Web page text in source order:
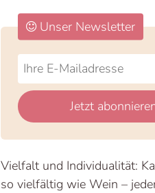
Do
not
fill
this
field
Unser Newsletter
*Ihre
E-
Mailadresse:Jetzt
Vielfalt und Individualität:
so vielfältig wie Wein –